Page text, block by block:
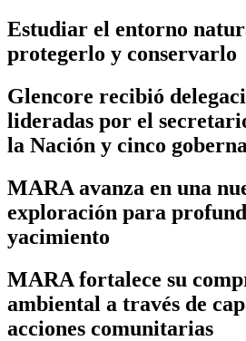
Estudiar el entorno
protegerlo y conservarlo
Glencore recibió
lideradas por el
la Nación y cinco
MARA avanza en una
exploración para
yacimiento
MARA fortalece su
ambiental a través de
acciones comunitarias